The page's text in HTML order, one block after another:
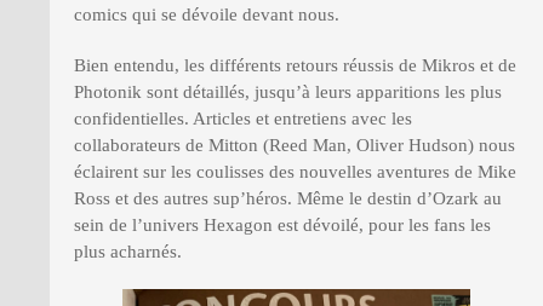
comics qui se dévoile devant nous.
Bien entendu, les différents retours réussis de Mikros et de
Photonik sont détaillés, jusqu’à leurs apparitions les plus
confidentielles. Articles et entretiens avec les
collaborateurs de Mitton (Reed Man, Oliver Hudson) nous
éclairent sur les coulisses des nouvelles aventures de Mike
Ross et des autres sup’héros. Même le destin d’Ozark au
sein de l’univers Hexagon est dévoilé, pour les fans les
plus acharnés.